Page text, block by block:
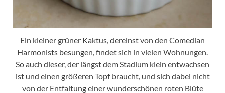
Ein kleiner grüner Kaktus, dereinst von den Comedian
Harmonists besungen, findet sich in vielen Wohnungen.
So auch dieser, der längst dem Stadium klein entwachsen
ist und einen größeren Topf braucht, und sich dabei nicht
von der Entfaltung einer wunderschönen roten Blüte